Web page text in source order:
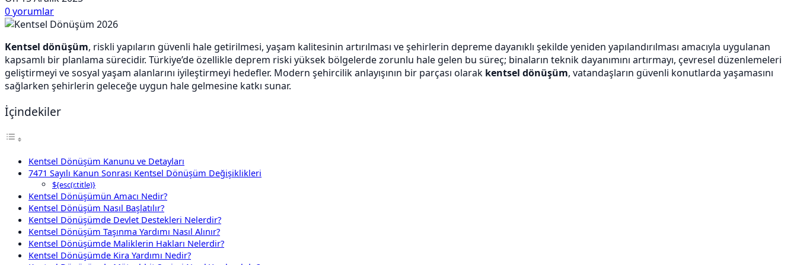
0yorumlar
Kentsel dönüşüm, riskli yapıların güvenli hale getirilmesi, yaşam kalitesinin artırılması ve şehirlerin depreme dayanıklı şekilde yeniden yapılandırılması amacıyla uygulanan
kapsamlı bir planlama sürecidir. Türkiye’de özellikle deprem riski yüksek bölgelerde zorunlu hale gelen bu süreç; binaların teknik dayanımını artırmayı, çevresel düzenlemeleri
geliştirmeyi ve sosyal yaşam alanlarını iyileştirmeyi hedefler. Modern şehircilik anlayışının bir parçası olarak kentsel dönüşüm, vatandaşların güvenli konutlarda yaşamasını
sağlarken şehirlerin geleceğe uygun hale gelmesine katkı sunar.
İçindekiler
Kentsel Dönüşüm Kanunu ve Detayları
7471 Sayılı Kanun Sonrası Kentsel Dönüşüm Değişiklikleri
${esc(r.title)}
Kentsel Dönüşümün Amacı Nedir?
Kentsel Dönüşüm Nasıl Başlatılır?
Kentsel Dönüşümde Devlet Destekleri Nelerdir?
Kentsel Dönüşüm Taşınma Yardımı Nasıl Alınır?
Kentsel Dönüşümde Maliklerin Hakları Nelerdir?
Kentsel Dönüşümde Kira Yardımı Nedir?